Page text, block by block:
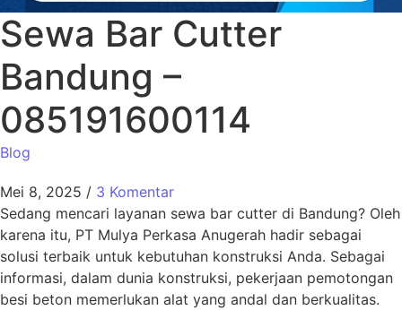
Sewa Bar Cutter
Bandung –
085191600114
Blog
Mei 8, 2025 / 3 Komentar
Sedang mencari layanan sewa bar cutter di Bandung? Oleh
karena itu, PT Mulya Perkasa Anugerah hadir sebagai
solusi terbaik untuk kebutuhan konstruksi Anda. Sebagai
informasi, dalam dunia konstruksi, pekerjaan pemotongan
besi beton memerlukan alat yang andal dan berkualitas.